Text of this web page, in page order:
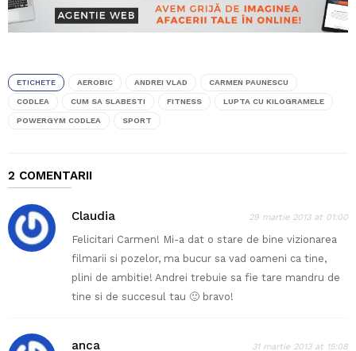
ETICHETE AEROBIC ANDREI VLAD CARMEN PAUNESCU
CODLEA CUM SA SLABESTI FITNESS LUPTA CU KILOGRAMELE
POWERGYM CODLEA SPORT
2 COMENTARII
Claudia 29 martie 2013 at 01:00
Felicitari Carmen! Mi-a dat o stare de bine vizionarea
filmarii si pozelor, ma bucur sa vad oameni ca tine,
plini de ambitie! Andrei trebuie sa fie tare mandru de
tine si de succesul tau 🙂 bravo!
anca 31 martie 2013 at 15:08